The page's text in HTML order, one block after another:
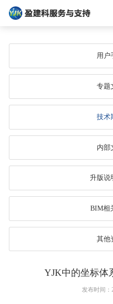
用户
专题
技术
内部
升版说
BIM相
其他
YJK中的坐标体
发布时间：